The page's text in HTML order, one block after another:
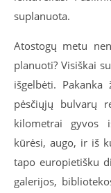
suplanuota.
Atostogų metu
planuoti? Visiškai
išgelbėti.
pėsčiųjų bulvarų
kilometrai gyvos
kūrėsi, augo, ir iš
tapo europietišku
galerijos,